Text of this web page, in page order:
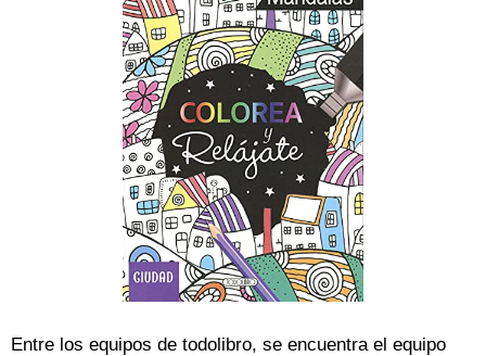
Entre los equipos de todolibro, se encuentra el equipo